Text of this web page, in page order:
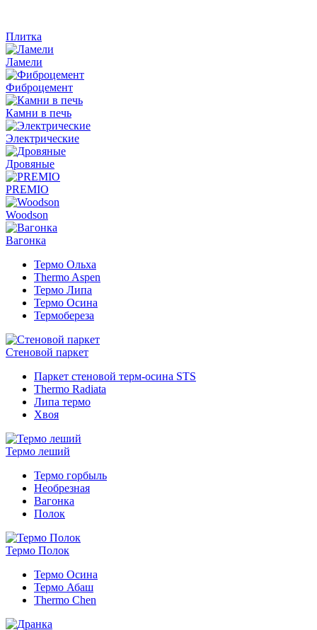
Плитка
Ламели
Фиброцемент
Камни в печь
Электрические
Дровяные
PREMIO
Woodson
Вагонка
Термо Ольха
Thermo Aspen
Термо Липа
Термо Осина
Термобереза
Стеновой паркет
Паркет стеновой терм-осина STS
Thermo Radiata
Липа термо
Хвоя
Термо леший
Термо горбыль
Необрезная
Вагонка
Полок
Термо Полок
Термо Осина
Термо Абаш
Thermo Chen